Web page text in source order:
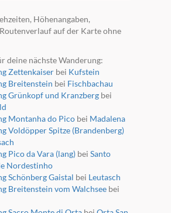
Höhenangaben,
auf der Karte ohne
deine nächste Wanderung:
Zettenkaiserbei Kufstein
Breitenstein bei Fischbachau
Grünkopf und Kranzbergbei
Montanha do Picobei Madalena
Voldöpper Spitze (Brandenberg)
Pico da Vara (lang)bei Santo
Nordestinho
Schönberg Gaistal bei Leutasch
Breitenstein vom Walchseebei